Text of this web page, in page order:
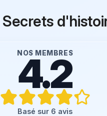
NOS MEMBRES
4.2
Basé sur 6 avis